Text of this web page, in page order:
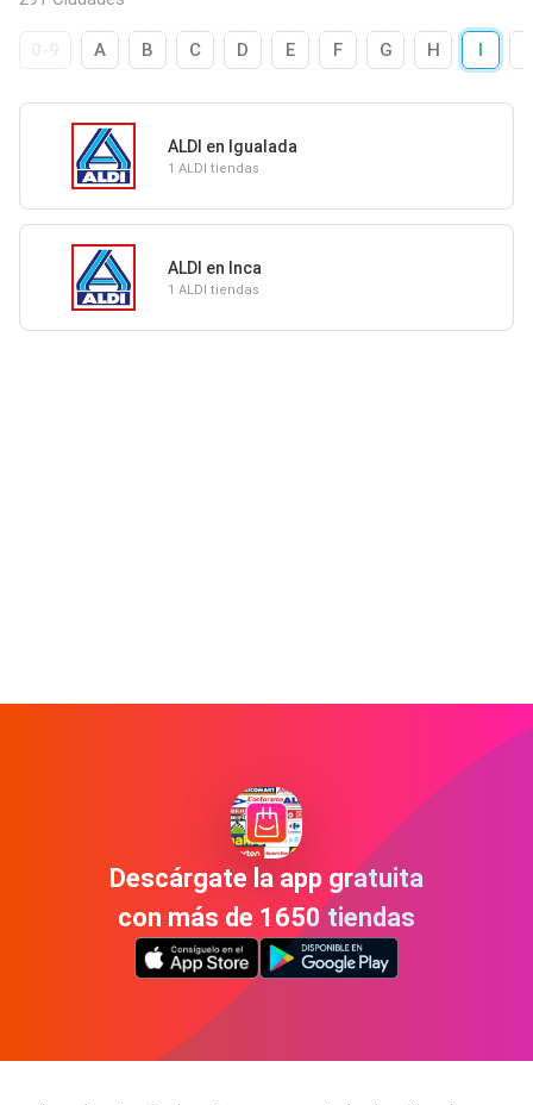
A B C D E F G H I
ALDI en Igualada
1 ALDI tiendas
ALDI en Inca
1 ALDI tiendas
Descárgate la app gratuita
con más de 1650 tiendas